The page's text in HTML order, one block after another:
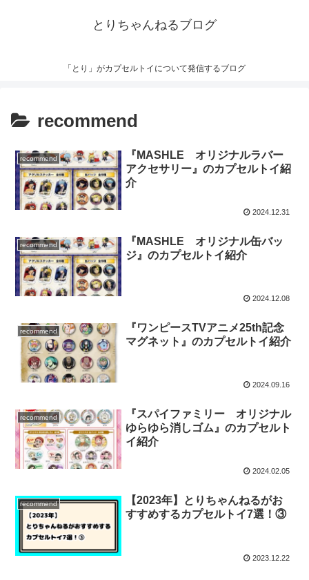
とりちゃんねるブログ
「とり」がカプセルトイについて発信するブログ
recommend
recommend
『MASHLE オリジナルラバー
アクセサリー』のカプセルトイ紹
介
2024.12.31
recommend
『MASHLE オリジナル缶バッ
ジ』のカプセルトイ紹介
2024.12.08
recommend
『ワンピースTVアニメ25th記念
マグネット』のカプセルトイ紹介
2024.09.16
recommend
『スパイファミリー オリジナル
ゆらゆら消しゴム』のカプセルト
イ紹介
2024.02.05
recommend
【2023年】とりちゃんねるがお
すすめするカプセルトイ7選！③
2023.12.22